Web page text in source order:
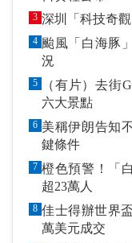
3 深圳「科技奇
4 颱風「白海豚
況
5
（有片）去街
六大景點
6 美稱伊朗告知
鍵條件
7 橙色預警！「
超23萬人
8 佳士得辦世界盃慈善拍賣 BTS
萬美元成交